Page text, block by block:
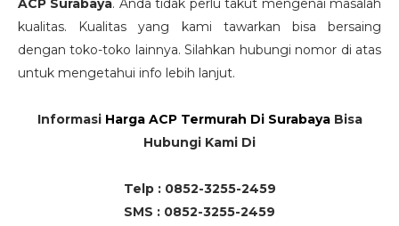
ACP Surabaya. Anda tidak perlu takut mengenai masalah
kualitas. Kualitas yang kami tawarkan bisa bersaing
dengan toko-toko lainnya. Silahkan hubungi nomor di atas
untuk mengetahui info lebih lanjut.
Informasi Harga ACP Termurah Di SurabayaBisa
Hubungi Kami Di
Telp : 0852-3255-2459
SMS : 0852-3255-2459